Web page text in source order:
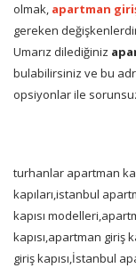
olmak, apartman
gereken
Umarız dilediğiniz
bulabilirsiniz ve bu
opsiyonlar ile
turhanlar apartman
kapıları,istanbul
kapısı
kapısı,apartman giriş
giriş kapısı,İstanbul